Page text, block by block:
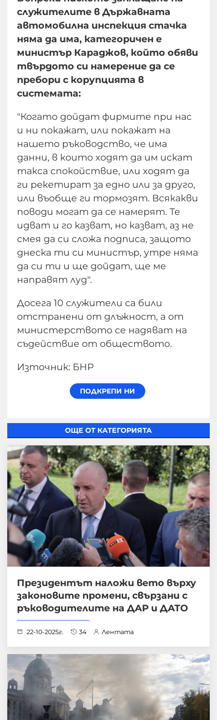
служителите в Държавната
автомобилна инспекция стачка
няма да има, категоричен е
министър Караджов, който обяви
твърдото си намерение да се
пребори с корупцията в
системата:
"Когато дойдат фирмите при нас
и ни покажат, или покажат на
нашето ръководство, че има
данни, в които ходят да им искат
такса спокойствие, или ходят да
ги рекетират за едно или за друго,
или въобще ги тормозят. Всякакви
поводи могат да се намерят. Те
идват и го казват, но казват, аз не
смея да си сложа подписа, защото
днеска ти си министър, утре няма
да си ти и ще дойдат, ще ме
направят луд".
Досега 10 служители са били
отстранени от длъжност, а от
министерството се надяват на
съдействие от обществото.
Източник: БНР
ОЩЕ ОТ КАТЕГОРИЯТА
Президентът наложи вето върху
законовите промени, свързани с
ръководителите на ДАР и ДАТО
22-10-2025г. 34 Лентата